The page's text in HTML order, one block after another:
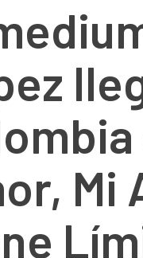
Mi